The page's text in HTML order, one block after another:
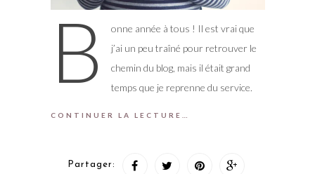
B
onne année à tous ! Il est vrai que
j’ai un peu traîné pour retrouver le
chemin du blog, mais il était grand
temps que je reprenne du service.
CONTINUER LA LECTURE…
Partager: